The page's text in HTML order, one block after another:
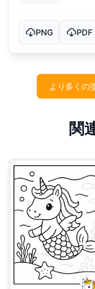
PNG PDF
より多くの
関